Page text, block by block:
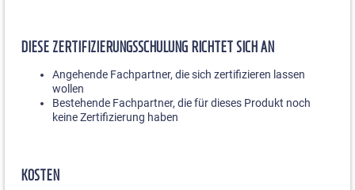
DIESE ZERTIFIZIERUNGSSCHULUNG RICHTET SICH AN
Angehende Fachpartner, die sich zertifizieren lassen
wollen
Bestehende Fachpartner, die für dieses Produkt noch
keine Zertifizierung haben
KOSTEN